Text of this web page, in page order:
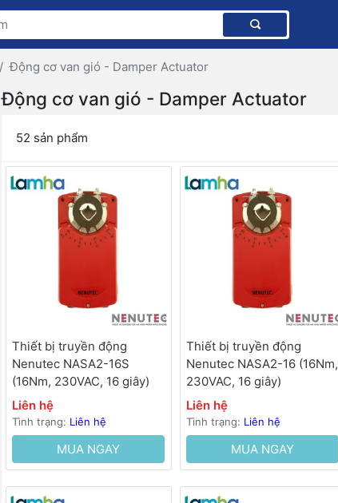
Động cơ van gió - Damper Actuator
Động cơ van gió - Damper Actuator
52 sản phẩm
Thiết bị truyền động
Nenutec NASA2-16S
(16Nm, 230VAC, 16 giây)
Liên hệ
Tình trạng: Liên hệ
MUA NGAY
Thiết bị truyền động
Nenutec NASA2-16 (16Nm,
230VAC, 16 giây)
Liên hệ
Tình trạng: Liên hệ
MUA NGAY